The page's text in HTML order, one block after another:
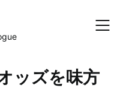
ッズを味方